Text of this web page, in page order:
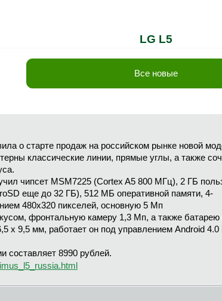
LG L5
Все новые
о старте продаж на российском рынке новой
классические линии, прямые углы, а также
чипсет MSM7225 (Cortex A5 800 МГц), 2 ГБ
еще до 32 ГБ), 512 МБ оперативной памяти, 4-
480х320 пикселей, основную 5 Мп
фронтальную камеру 1,3 Мп, а также батарею
x 9,5 мм, работает он под управлением Android
составляет 8990 рублей.